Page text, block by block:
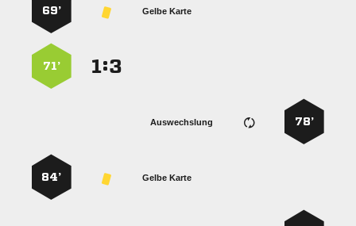
Gelbe Karte
69’
:
71’
78’
Auswechslung
Gelbe Karte
84’